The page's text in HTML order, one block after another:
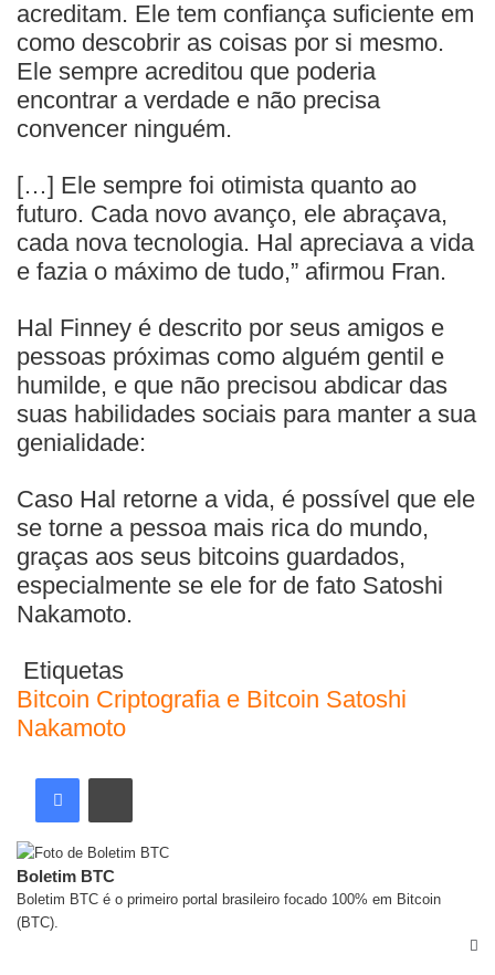
acreditam. Ele tem confiança suficiente em
como descobrir as coisas por si mesmo.
Ele sempre acreditou que poderia
encontrar a verdade e não precisa
convencer ninguém.
[…] Ele sempre foi otimista quanto ao
futuro. Cada novo avanço, ele abraçava,
cada nova tecnologia. Hal apreciava a vida
e fazia o máximo de tudo,” afirmou Fran.
Hal Finney é descrito por seus amigos e
pessoas próximas como alguém gentil e
humilde, e que não precisou abdicar das
suas habilidades sociais para manter a sua
genialidade:
Caso Hal retorne a vida, é possível que ele
se torne a pessoa mais rica do mundo,
graças aos seus bitcoins guardados,
especialmente se ele for de fato Satoshi
Nakamoto.
Etiquetas
Bitcoin Criptografia e Bitcoin Satoshi
Nakamoto
Boletim BTC
Boletim BTC é o primeiro portal brasileiro focado 100% em Bitcoin
(BTC).